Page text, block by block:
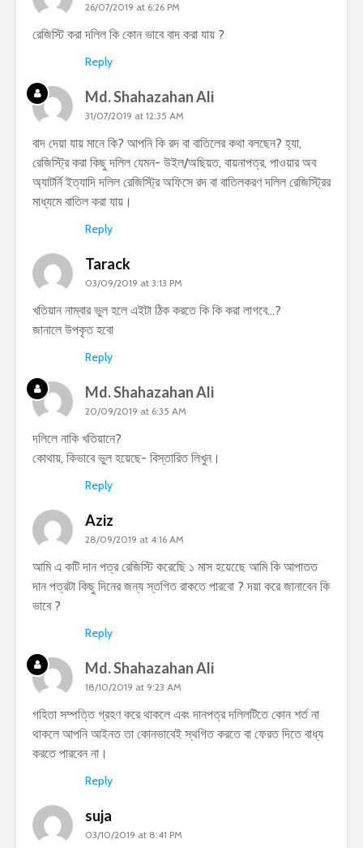
26/07/2019 at 6:26 PM
রেজিস্টি করা দলিল কি কোন ভাবে বাদ করা যায় ?
Reply
Md. Shahazahan Ali
31/07/2019 at 12:35 AM
বাদ দেয়া যায় মানে কি? আপনি কি রদ বা বাতিলের কথা বলছেন? হ্যা,
রেজিস্ট্রি করা কিছু দলিল যেমন- উইল/অছিয়ত, বায়নাপত্র, পাওয়ার অব
অ্যাটর্নি ইত্যাদি দলিল রেজিস্ট্রি অফিসে রদ বা বাতিলকরণ দলিল রেজিস্ট্রির
মাধ্যমে বাতিল করা যায়।
Reply
Tarack
03/09/2019 at 3:13 PM
খতিয়ান নাম্বার ভুল হলে এইটা ঠিক করতে কি কি করা লাগবে…?
জানালে উপকৃত হবো
Reply
Md. Shahazahan Ali
20/09/2019 at 6:35 AM
দলিলে নাকি খতিয়ানে?
কোথায়, কিভাবে ভুল হয়েছে- বিস্তারিত লিখুন।
Reply
Aziz
28/09/2019 at 4:16 AM
আম‌ি এ কট‌ি দান পত্র র‌েজ‌িস্টি কর‌েছে‌ি ১ মাস হয়‌েছে‌ে আম‌ি কি আপাতত
দান পত্রটা ক‌িছু দ‌িন‌ের জন্য স্তগ‌িত রাকত‌ে পারব‌ো ? দয়া কর‌ে জানাব‌েন ক‌ি
ভাব‌ে ?
Reply
Md. Shahazahan Ali
18/10/2019 at 9:23 AM
গহিতা সম্পত্তি গ্রহণ করে থাকলে এবং দানপত্র দলিলটিতে কোন শর্ত না
থাকলে আপনি আইনত তা কোনভাবেই স্থগিত করতে বা ফেরত দিতে বাধ্য
করতে পারবেন না।
Reply
suja
03/10/2019 at 8:41 PM